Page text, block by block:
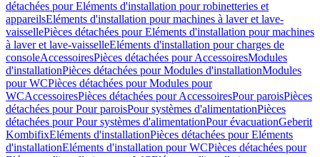
détachées pour Eléments d'installation pour robinetteries et
appareilsEléments d'installation pour machines à laver et lave-
vaissellePièces détachées pour Eléments d'installation pour machines
à laver et lave-vaisselleEléments d'installation pour charges de
consoleAccessoiresPièces détachées pour AccessoiresModules
d'installationPièces détachées pour Modules d'installationModules
pour WCPièces détachées pour Modules pour
WCAccessoiresPièces détachées pour AccessoiresPour paroisPièces
détachées pour Pour paroisPour systèmes d'alimentationPièces
détachées pour Pour systèmes d'alimentationPour évacuationGeberit
KombifixEléments d'installationPièces détachées pour Eléments
d'installationEléments d'installation pour WCPièces détachées pour